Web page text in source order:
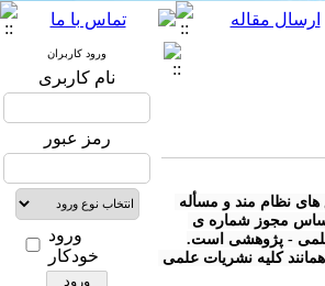
ورود کاربران
نام کاربری
رمز عبور
ورود
خودکار